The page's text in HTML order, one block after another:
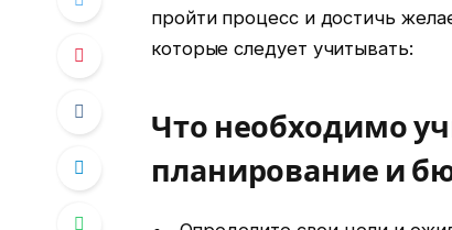
пройти процесс и достичь
которые следует учитывать:
Что необходимо
планирование и